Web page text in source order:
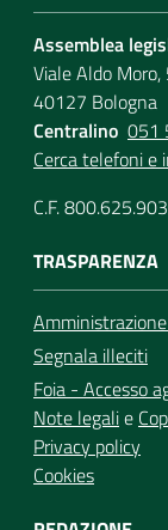
Assemblea
Viale Aldo Moro,
40127 Bologna
Centralino 051
Cerca telefoni e
C.F.
TRASPARENZA
Segnala illeciti
Foia - Accesso
Note legalie
Privacy policy
Cookies